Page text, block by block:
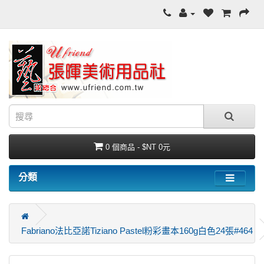
0 個商品 - $NT 0元
分類
Fabriano法比亞諾Tiziano Pastel粉彩畫本160g白色24張#464